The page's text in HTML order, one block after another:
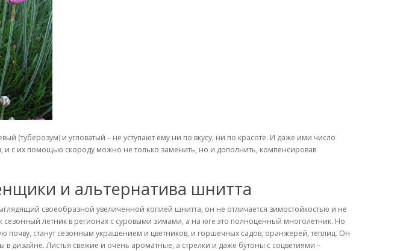
(туберозум) и угловатый – не уступают ему ни по вкусу, ни по красоте. И даже ими число
и с их помощью скороду можно не только заменить, но и дополнить, компенсировав
и альтернатива шнитта
своеобразной увеличенной копией шнитта, он не отличается зимостойкостью и не
летник в регионах с суровыми зимами, а на юге это полноценный многолетник. Но
почву, станут сезонным украшением и цветников, и горшечных садов, оранжерей, теплиц. Он
Листья свежие и очень ароматные, а стрелки и даже бутоны с соцветиями –